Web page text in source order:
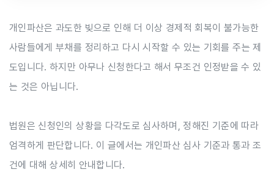
개인파산은 과도한 빚으로 인해 더 이상 경제적 회복이 불가능한
사람들에게 부채를 정리하고 다시 시작할 수 있는 기회를 주는 제
도입니다. 하지만 아무나 신청한다고 해서 무조건 인정받을 수 있
는 것은 아닙니다.
법원은 신청인의 상황을 다각도로 심사하며, 정해진 기준에 따라
엄격하게 판단합니다. 이 글에서는 개인파산 심사 기준과 통과 조
건에 대해 상세히 안내합니다.